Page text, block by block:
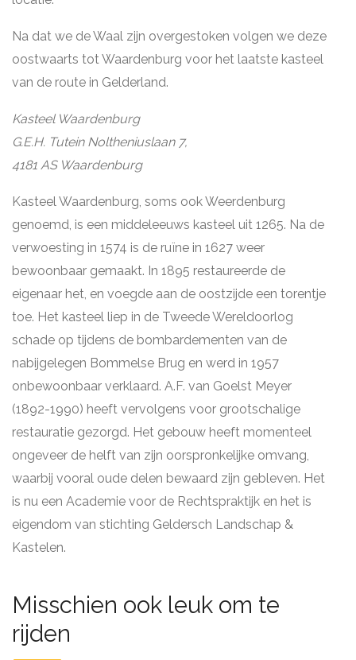
Na dat we de Waal zijn overgestoken volgen we deze
oostwaarts tot Waardenburg voor het laatste kasteel
van de route in Gelderland.
Kasteel Waardenburg
G.E.H. Tutein Noltheniuslaan 7,
4181 AS Waardenburg
Kasteel Waardenburg, soms ook Weerdenburg
genoemd, is een middeleeuws kasteel uit 1265. Na de
verwoesting in 1574 is de ruïne in 1627 weer
bewoonbaar gemaakt. In 1895 restaureerde de
eigenaar het, en voegde aan de oostzijde een torentje
toe. Het kasteel liep in de Tweede Wereldoorlog
schade op tijdens de bombardementen van de
nabijgelegen Bommelse Brug en werd in 1957
onbewoonbaar verklaard. A.F. van Goelst Meyer
(1892-1990) heeft vervolgens voor grootschalige
restauratie gezorgd. Het gebouw heeft momenteel
ongeveer de helft van zijn oorspronkelijke omvang,
waarbij vooral oude delen bewaard zijn gebleven. Het
is nu een Academie voor de Rechtspraktijk en het is
eigendom van stichting Geldersch Landschap &
Kastelen.
Misschien ook leuk om te
rijden